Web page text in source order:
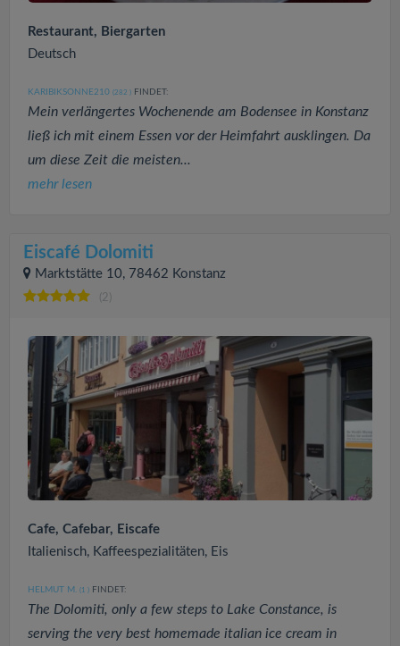
Restaurant, Biergarten
Deutsch
KARIBIKSONNE210 (282 ) FINDET:
Mein verlängertes Wochenende am Bodensee in Konstanz
ließ ich mit einem Essen vor der Heimfahrt ausklingen. Da
um diese Zeit die meisten...
mehr lesen
Eiscafé Dolomiti
Marktstätte 10, 78462 Konstanz
(2)
Cafe, Cafebar, Eiscafe
Italienisch, Kaffeespezialitäten, Eis
HELMUT M. (1 ) FINDET:
The Dolomiti, only a few steps to Lake Constance, is
serving the very best homemade italian ice cream in